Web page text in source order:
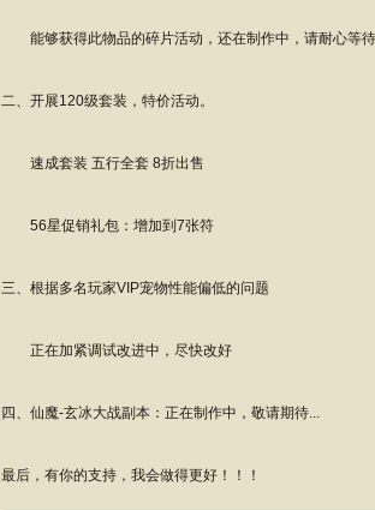
能够获得此物品的碎片活动，还在制作中，请耐心等待
二、开展120级套装，特价活动。
速成套装 五行全套 8折出售
56星促销礼包：增加到7张符
三、根据多名玩家VIP宠物性能偏低的问题
正在加紧调试改进中，尽快改好
四、仙魔-玄冰大战副本：正在制作中，敬请期待...
最后，有你的支持，我会做得更好！！！